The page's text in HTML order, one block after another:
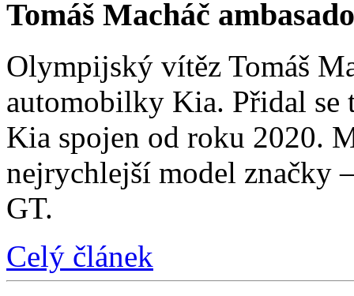
Tomáš Macháč
Olympijský vítěz Tomáš
automobilky Kia. Přidal se
Kia spojen od roku 2020.
nejrychlejší model značky
GT.
Celý článek